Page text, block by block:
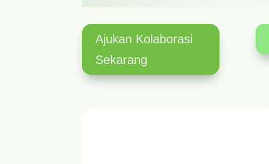
Ajukan Kolaborasi
Sekarang